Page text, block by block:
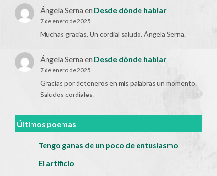
Ángela Serna en Desde dónde hablar
7 de enero de 2025
Muchas gracias. Un cordial saludo. Ángela Serna.
Ángela Serna en Desde dónde hablar
7 de enero de 2025
Gracias por deteneros en mis palabras un momento.
Saludos cordiales.
Últimos poemas
Tengo ganas de un poco de entusiasmo
El artificio